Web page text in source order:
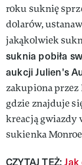
roku suknię
dolarów,
jakąkolwiek
suknia pobiła
aukcji Julien's
zakupiona
gdzie znajduje
kreacją gwiazdy
sukienka
CZYTAJ TEŻ: